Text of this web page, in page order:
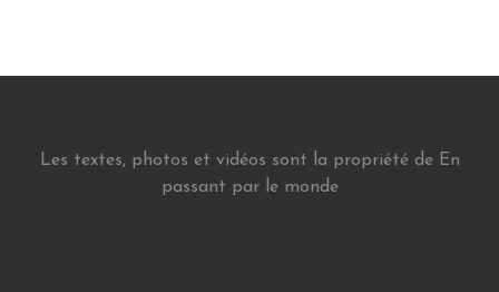
Les textes, photos et vidéos sont la propriété de En
passant par le monde